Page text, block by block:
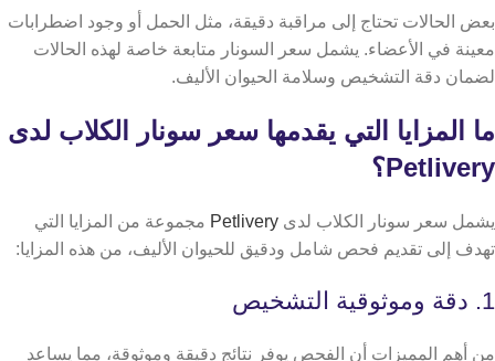
بعض الحالات تحتاج إلى مراقبة دقيقة، مثل الحمل أو وجود اضطرابات
معينة في الأعضاء. يشمل سعر السونار متابعة خاصة لهذه الحالات
لضمان دقة التشخيص وسلامة الحيوان الأليف.
ما المزايا التي يقدمها سعر سونار الكلاب لدى
Petlivery؟
يشمل سعر سونار الكلاب لدى Petlivery مجموعة من المزايا التي
تهدف إلى تقديم فحص شامل ودقيق للحيوان الأليف، من هذه المزايا:
1. دقة وموثوقية التشخيص
من أهم المميزات أن الفحص يوفر نتائج دقيقة وموثوقة، مما يساعد